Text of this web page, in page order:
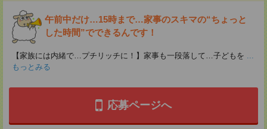
午前中だけ…15時まで…家事のスキマの“ちょっと
した時間”でできるんです！
【家族には内緒で…プチリッチに！】家事も一段落して…子どもを ...
もっとみる
応募ページへ